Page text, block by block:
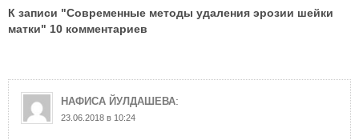
К записи "Современные методы удаления эрозии шейки
матки" 10 комментариев
НАФИСА ЙУЛДАШЕВА:
23.06.2018 в 10:24